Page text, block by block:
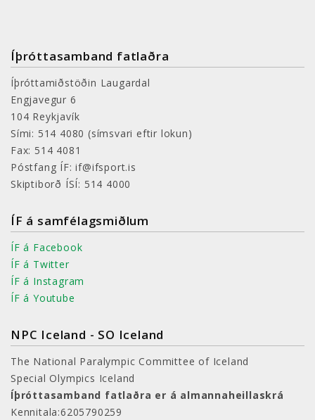
Íþróttasamband fatlaðra
Íþróttamiðstöðin Laugardal
Engjavegur 6
104 Reykjavík
Sími: 514 4080(símsvari eftir lokun)
Fax: 514 4081
Póstfang ÍF: if@ifsport.is
Skiptiborð ÍSÍ: 514 4000
ÍF á samfélagsmiðlum
ÍF á Facebook
ÍF á Twitter
ÍF á Instagram
ÍF á Youtube
NPC Iceland - SO Iceland
The National Paralympic Committee of Iceland
Special Olympics Iceland
Íþróttasamband fatlaðra er á almannaheillaskrá
Kennitala:6205790259